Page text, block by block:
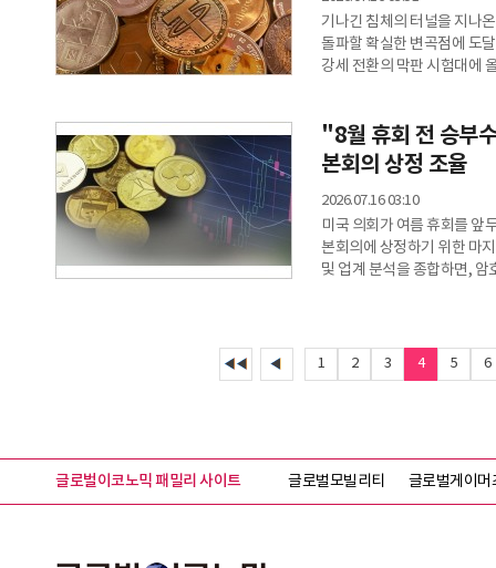
기나긴 침체의 터널을 지나
돌파할 확실한 변곡점에 도
강세 전환의 막판 시험대에 올랐다. 15일(현지시각) 암호화폐 전문 매체
없이 꺾어버렸던 강력한 하
분수령이다. 일목
"8월 휴회 전 승부
본회의 상정 조율
2026.07.16 03:10
미국 의회가 여름 휴회를 앞
본회의에 상정하기 위한 마지막 속도전에 돌입했
및 업계 분석을 종합하면, 암
시점을 7월 20일이 포함된
1 2 3 4 5 6
글로벌이코노믹 패밀리 사이트 글로벌모빌리티 글로벌게이머